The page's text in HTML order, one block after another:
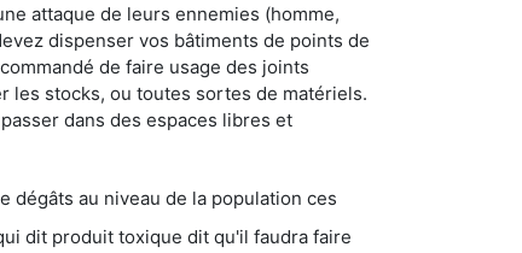
attaque de leurs ennemies (homme,
dispenser vos bâtiments de points de
de faire usage des joints
les stocks, ou toutes sortes de matériels.
dans des espaces libres et
niveau de la population ces
dit qu'il faudra faire